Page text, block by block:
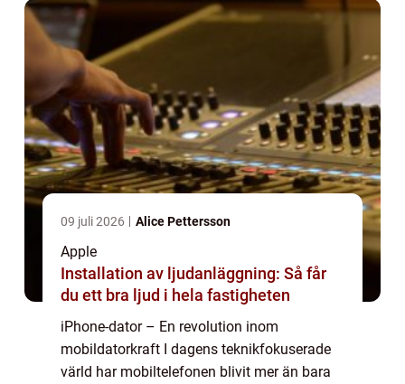
09 juli 2026 Alice Pettersson
Apple
Installation av ljudanläggning: Så får
du ett bra ljud i hela fastigheten
iPhone-dator – En revolution inom
mobildatorkraft I dagens teknikfokuserade
värld har mobiltelefonen blivit mer än bara